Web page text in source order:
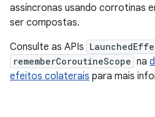
assíncronas usando corrotinas
ser compostas.
Consulte as APIs
rememberCoroutineScope na
efeitos colaterais para mais